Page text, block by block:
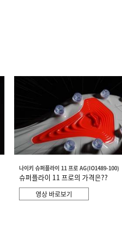
나이키 슈퍼플라이 11 프로 AG(IO1489-100)
슈퍼플라이 11 프로의 가격은??
영상 바로보기